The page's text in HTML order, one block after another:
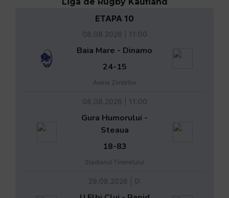
ETAPA 10
08.08.2026 | 11:00
Baia Mare - Dinamo
24-15
Arena Zimbrilor
08.08.2026 | 11:00
Gura Humorului -
Steaua
18-83
Stadionul Tineretului
29.08.2026 | 0: